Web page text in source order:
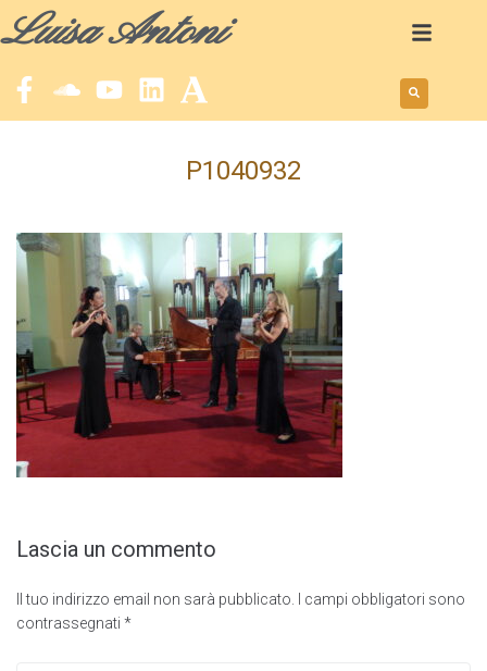
Luisa Antoni
P1040932
Lascia un commento
Il tuo indirizzo email non sarà pubblicato.
I campi obbligatori sono
contrassegnati *